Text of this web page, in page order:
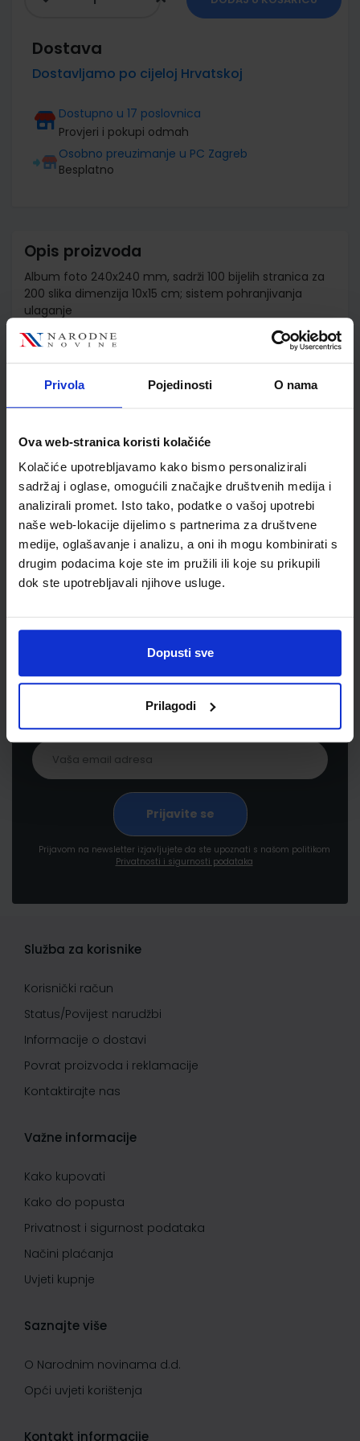
Privola Pojedinosti O nama
Ova web-stranica koristi kolačiće
Kolačiće upotrebljavamo kako bismo personalizirali
sadržaj i oglase, omogućili značajke društvenih medija i
analizirali promet. Isto tako, podatke o vašoj upotrebi
naše web-lokacije dijelimo s partnerima za društvene
medije, oglašavanje i analizu, a oni ih mogu kombinirati s
drugim podacima koje ste im pružili ili koje su prikupili
dok ste upotrebljavali njihove usluge.
Dopusti sve
Prilagodi
Dostava
Dostavljamo po cijeloj Hrvatskoj
Dostupno u 17 poslovnica
Provjeri i pokupi odmah
Osobno preuzimanje u PC Zagreb
Besplatno
Opis proizvoda
Album foto 240x240 mm, sadrži 100 bijelih stranica za
200 slika dimenzija 10x15 cm; sistem pohranjivanja
ulaganje
Detalji proizvoda
Šifra proizvoda
kom
Newsletter prijava
Prijavite se kako bi primali informacije o novim
pogodnostima
Prijavom na newsletter izjavljujete da ste upoznati s našom politikom
Privatnosti i sigurnosti podataka
Služba za korisnike
Korisnički račun
Status/Povijest narudžbi
Informacije o dostavi
Povrat proizvoda i reklamacije
Kontaktirajte nas
Važne informacije
Kako kupovati
Kako do popusta
Privatnost i sigurnost podataka
Načini plaćanja
Uvjeti kupnje
Saznajte više
O Narodnim novinama d.d.
Opći uvjeti korištenja
Kontakt informacije